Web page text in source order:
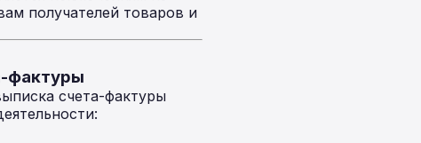
получателей товаров и
фактуры
счета-фактуры